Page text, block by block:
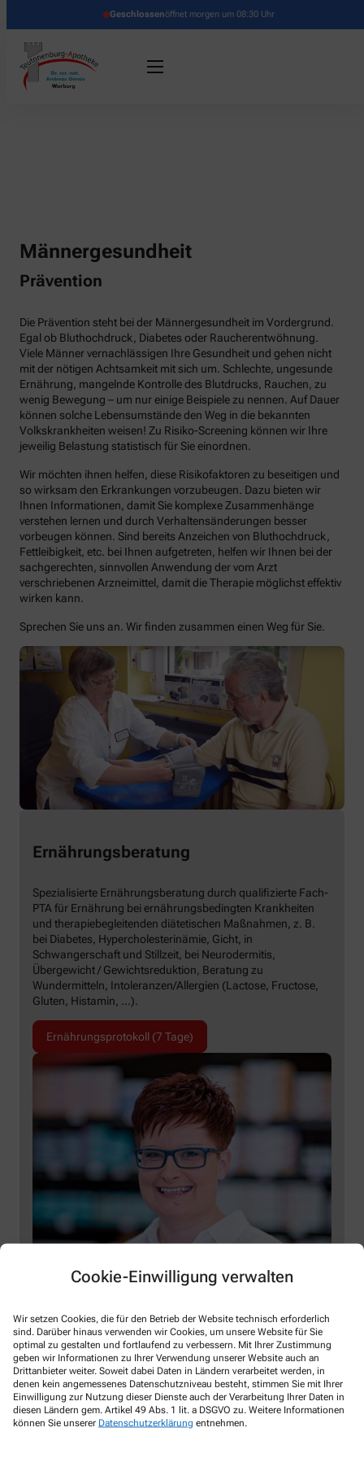
Cookie-Einwilligung verwalten
Wir setzen Cookies, die für den Betrieb der Website technisch erforderlich
sind. Darüber hinaus verwenden wir Cookies, um unsere Website für Sie
optimal zu gestalten und fortlaufend zu verbessern. Mit Ihrer Zustimmung
geben wir Informationen zu Ihrer Verwendung unserer Website auch an
Drittanbieter weiter. Soweit dabei Daten in Ländern verarbeitet werden, in
denen kein angemessenes Datenschutzniveau besteht, stimmen Sie mit Ihrer
Einwilligung zur Nutzung dieser Dienste auch der Verarbeitung Ihrer Daten in
diesen Ländern gem. Artikel 49 Abs. 1 lit. a DSGVO zu. Weitere Informationen
können Sie unserer Datenschutzerklärung entnehmen.
Geschlossenöffnet morgen um 08:30 Uhr
Männergesundheit
Prävention
Die Prävention steht bei der Männergesundheit im Vordergrund.
Egal ob Bluthochdruck, Diabetes oder Raucherentwöhnung.
Viele Männer vernachlässigen Ihre Gesundheit und gehen nicht
mit der nötigen Achtsamkeit mit sich um. Schlechte, ungesunde
Ernährung, mangelnde Kontrolle des Blutdrucks, Rauchen, zu
wenig Bewegung – um nur einige Beispiele zu nennen. Auf Dauer
können solche Lebensumstände den Weg in die bekannten
Volkskrankheiten weisen! Zu Risiko-Screening können wir Ihre
jeweilig Belastung statistisch für Sie einordnen.
Wir möchten ihnen helfen, diese Risikofaktoren zu beseitigen und
so wirksam den Erkrankungen vorzubeugen. Dazu bieten wir
Ihnen Informationen, damit Sie komplexe Zusammenhänge
verstehen lernen und durch Verhaltensänderungen besser
vorbeugen können. Sind bereits Anzeichen von Bluthochdruck,
Fettleibigkeit, etc. bei Ihnen aufgetreten, helfen wir Ihnen bei der
sachgerechten, sinnvollen Anwendung der vom Arzt
verschriebenen Arzneimittel, damit die Therapie möglichst effektiv
wirken kann.
Sprechen Sie uns an. Wir finden zusammen einen Weg für Sie.
Ernährungsberatung
Spezialisierte Ernährungsberatung durch qualifizierte Fach-
PTA für Ernährung bei ernährungsbedingten Krankheiten
und therapiebegleitenden diätetischen Maßnahmen, z. B.
bei Diabetes, Hypercholesterinämie, Gicht, in
Schwangerschaft und Stillzeit, bei Neurodermitis,
Übergewicht / Gewichtsreduktion, Beratung zu
Wundermitteln, Intoleranzen/Allergien (Lactose, Fructose,
Gluten, Histamin, …).
Ernährungsprotokoll (7 Tage)